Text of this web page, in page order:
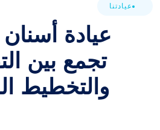
عيادتنا
عيادة
تجمع بين
والتخطيط